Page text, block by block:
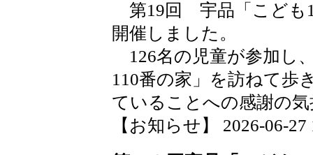
第19回 宇品「こども
開催しました。
126名の児童が参加し
110番の家」を訪ねて歩
ていることへの感謝の
【お知らせ】 2026-06-